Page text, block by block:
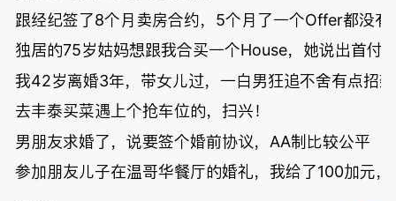
跟经纪签了8个月卖房合约，5个月了一个Offer都没有
独居的75岁姑妈想跟我合买一个House，她说出首付
我42岁离婚3年，带女儿过，一白男狂追不舍有点招
去丰泰买菜遇上个抢车位的，扫兴！
男朋友求婚了，说要签个婚前协议，AA制比较公平
参加朋友儿子在温哥华餐厅的婚礼，我给了100加元，